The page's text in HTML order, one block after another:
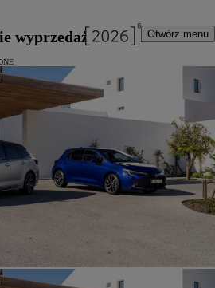
Otwórz menu
wyprzedażowej dla firm